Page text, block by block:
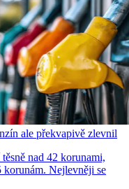
ale překvapivě zlevnil
nad 42 korunami,
korunám. Nejlevněji se